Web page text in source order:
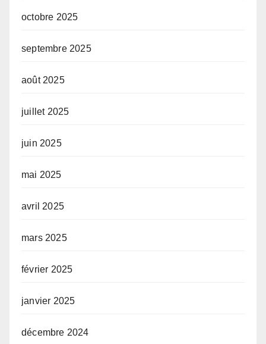
octobre 2025
septembre 2025
août 2025
juillet 2025
juin 2025
mai 2025
avril 2025
mars 2025
février 2025
janvier 2025
décembre 2024